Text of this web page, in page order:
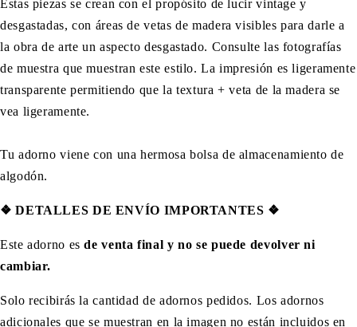
Estas piezas se crean con el propósito de lucir vintage y
desgastadas, con áreas de vetas de madera visibles para darle a
la obra de arte un aspecto desgastado. Consulte las fotografías
de muestra que muestran este estilo. La impresión es ligeramente
transparente permitiendo que la textura + veta de la madera se
vea ligeramente.
Tu adorno viene con una hermosa bolsa de almacenamiento de
algodón.
❖ DETALLES DE ENVÍO IMPORTANTES ❖
Este adorno esde venta final y no se puede devolver ni
cambiar.
Solo recibirás la cantidad de adornos pedidos. Los adornos
adicionales que se muestran en la imagen no están incluidos en